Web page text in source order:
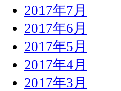
2017年7月
2017年6月
2017年5月
2017年4月
2017年3月